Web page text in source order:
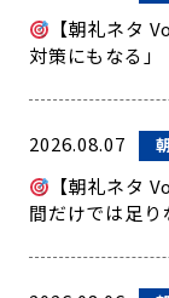
【朝礼ネタ
対策にもなる」
2026.08.07
【朝礼ネタ
間だけでは足り